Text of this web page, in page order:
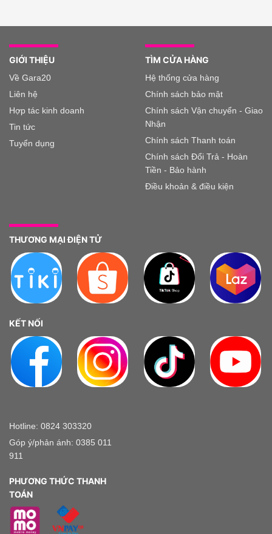
GIỚI THIỆU
Về Gara20
Liên hệ
Hợp tác kinh doanh
Tin tức
Tuyển dụng
TÌM CỬA HÀNG
Hệ thống cửa hàng
Chính sách bảo mật
Chính sách Vận chuyển - Giao
Nhận
Chính sách Thanh toán
Chính sách Đổi Trả - Hoàn
Tiền - Bảo hành
Điều khoản & điều kiện
THƯƠNG MẠI ĐIỆN TỬ
KẾT NỐI
Hotline: 0824 303320
Góp ý/phản ánh: 0385 011
911
PHƯƠNG THỨC THANH
TOÁN